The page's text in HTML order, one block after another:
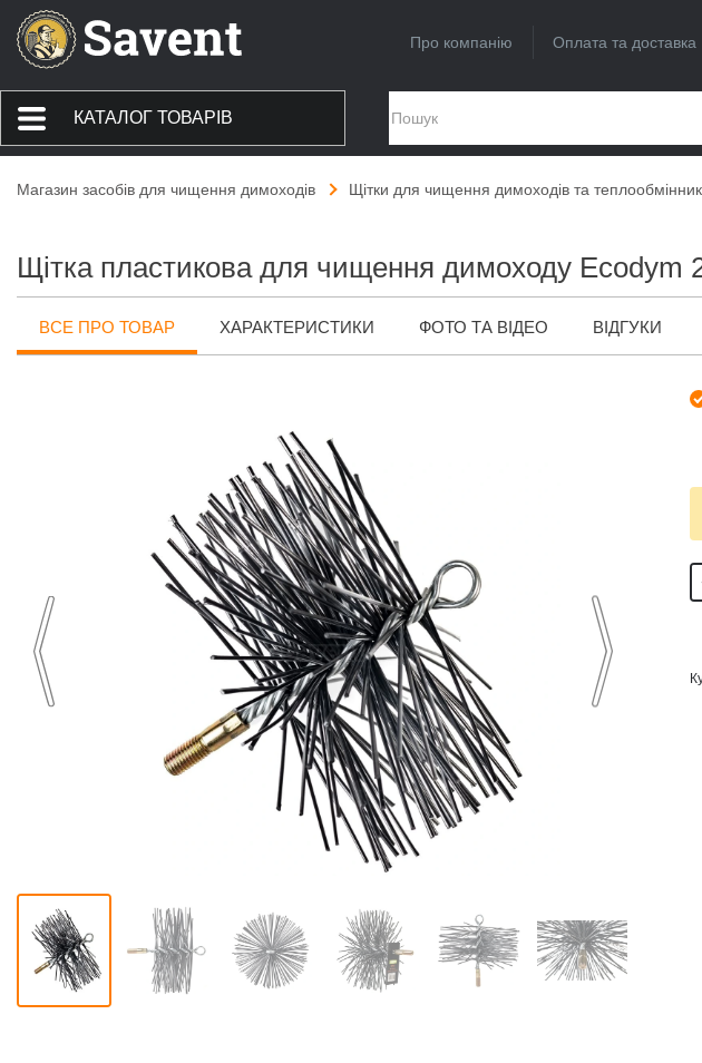
Про компанію Оплата та доставка
КАТАЛОГ ТОВАРІВ
Магазин засобів для чищення димоходів Щітки для чищення димоходів та
Щітка пластикова для чищення димоходу Ecodym
ВСЕ ПРО ТОВАР ХАРАКТЕРИСТИКИ ФОТО ТА ВІДЕО ВІДГУКИ